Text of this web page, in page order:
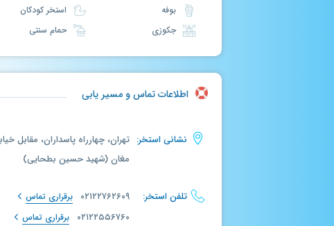
اطلاعات تماس و مسیر یابی
نشانی استخر: تهران، چهارراه پاسداران، مقابل
مغان (شهید حسین بطحایی)
تلفن استخر: ۰۲۱۲۲۷۶۲۶۰۹ برقراری تماس
۰۲۱۲۲۵۵۶۷۶۰ برقراری تماس